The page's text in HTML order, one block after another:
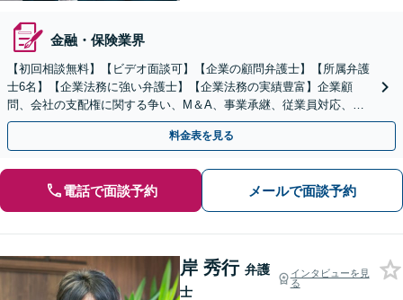
金融・保険業界
【初回相談無料】【ビデオ面談可】【企業の顧問弁護士】【所属弁護
士6名】【企業法務に強い弁護士】【企業法務の実績豊富】企業顧
問、会社の支配権に関する争い、M＆A、事業承継、従業員対応、取
引先とトラブル、債権回収等につき豊富な対応実績
料金表を見る
電話で面談予約 メールで面談予約
岸 秀行 弁護
士
インタビューを見
る